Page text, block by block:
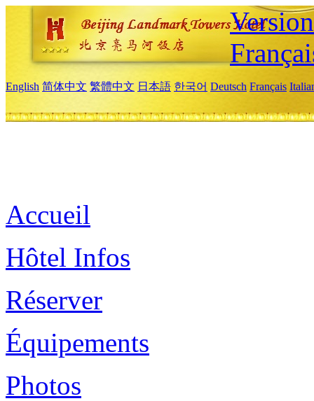
English 简体中文 繁體中文 日本語 한국어 Deutsch Français
Accueil
Hôtel Infos
Réserver
Équipements
Photos